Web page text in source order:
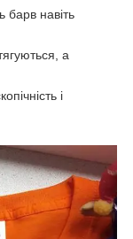
барв навіть
а
і